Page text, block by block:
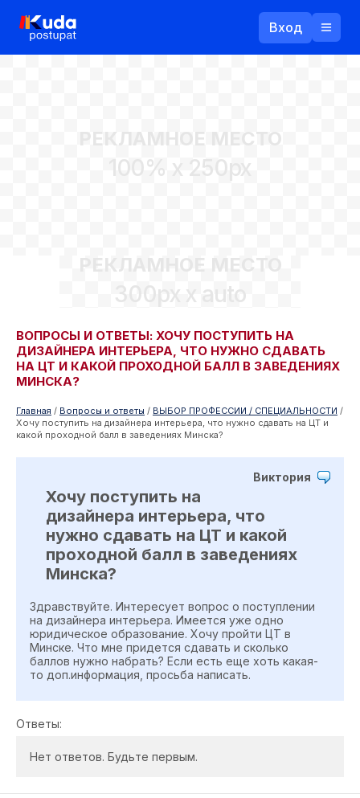
Вход
Забыли пароль?
Войти
РЕКЛАМНОЕ МЕСТО
100% x 250px
РЕКЛАМНОЕ МЕСТО
300px x auto
ВОПРОСЫ И ОТВЕТЫ: ХОЧУ ПОСТУПИТЬ НА
ДИЗАЙНЕРА ИНТЕРЬЕРА, ЧТО НУЖНО СДАВАТЬ
НА ЦТ И КАКОЙ ПРОХОДНОЙ БАЛЛ В ЗАВЕДЕНИЯХ
МИНСКА?
Главная / Вопросы и ответы / ВЫБОР ПРОФЕССИИ / СПЕЦИАЛЬНОСТИ /
Хочу поступить на дизайнера интерьера, что нужно сдавать на ЦТ и
какой проходной балл в заведениях Минска?
Виктория
Хочу поступить на
дизайнера интерьера, что
нужно сдавать на ЦТ и какой
проходной балл в заведениях
Минска?
Здравствуйте. Интересует вопрос о поступлении
на дизайнера интерьера. Имеется уже одно
юридическое образование. Хочу пройти ЦТ в
Минске. Что мне придется сдавать и сколько
баллов нужно набрать? Если есть еще хоть какая-
то доп.информация, просьба написать.
Ответы:
Нет ответов. Будьте первым.